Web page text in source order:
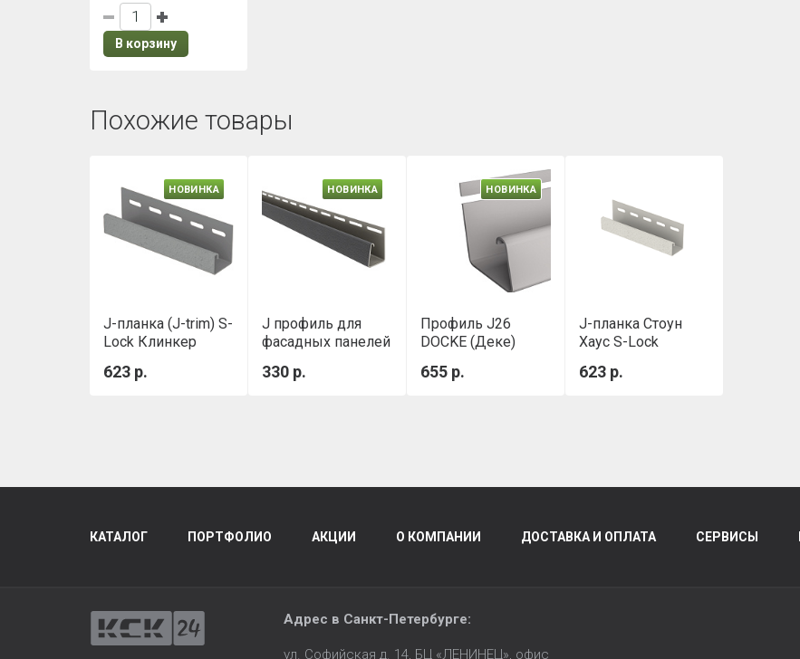
В корзину
Похожие товары
НОВИНКА
J-планка (J-trim) S-
Lock Клинкер
623 р.
НОВИНКА
J профиль для
фасадных панелей
(серый)
330 р.
НОВИНКА
Профиль J26
DOCKE (Деке)
655 р.
J-планка Стоун
Хаус S-Lock
Дымчатый
623 р.
КАТАЛОГ ПОРТФОЛИО АКЦИИ О КОМПАНИИ ДОСТАВКА И ОПЛАТА СЕРВИСЫ
Адрес в Санкт-Петербурге:
ул. Софийская д. 14, БЦ «ЛЕНИНЕЦ», офис